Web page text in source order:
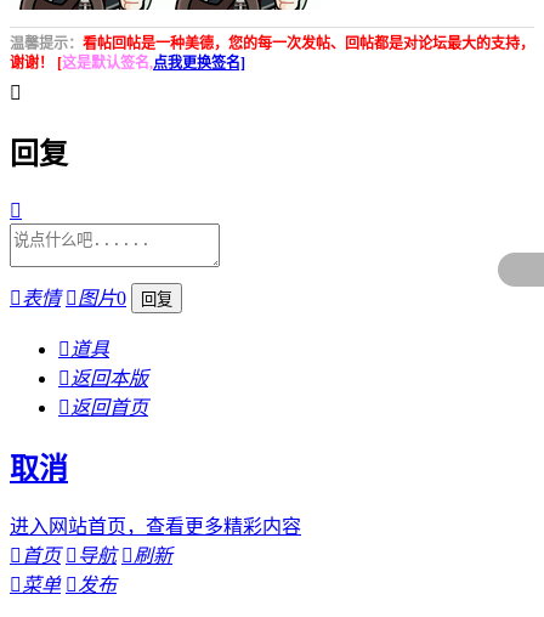
温馨提示： 看帖回帖是一种美德，您的每一次发帖、回帖都是对论坛最大的支持，
谢谢！ [这是默认签名,点我更换签名]

回复

表情 图片0
 道具
 返回本版
 返回首页
取消
进入网站首页，查看更多精彩内容
 首页  导航 刷新
菜单 发布